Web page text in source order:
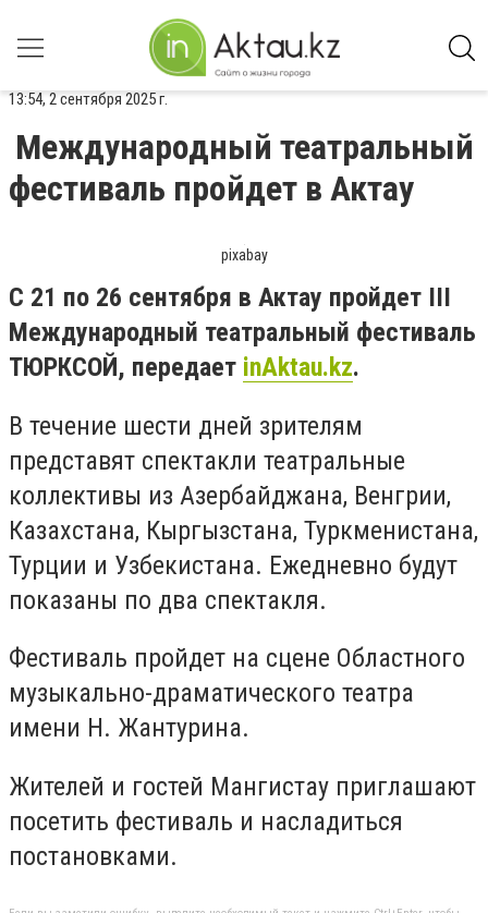
13:54, 2 сентября 2025 г.
Международный театральный
фестиваль пройдет в Актау
pixabay
С 21 по 26 сентября в Актау пройдет III
Международный театральный фестиваль
ТЮРКСОЙ, передает inAktau.kz.
В течение шести дней зрителям
представят спектакли театральные
коллективы из Азербайджана, Венгрии,
Казахстана, Кыргызстана, Туркменистана,
Турции и Узбекистана. Ежедневно будут
показаны по два спектакля.
Фестиваль пройдет на сцене Областного
музыкально-драматического театра
имени Н. Жантурина.
Жителей и гостей Мангистау приглашают
посетить фестиваль и насладиться
постановками.